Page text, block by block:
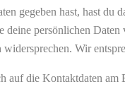
gegeben hast, hast
deine persönlichen
Wir
auf die Kontaktdaten